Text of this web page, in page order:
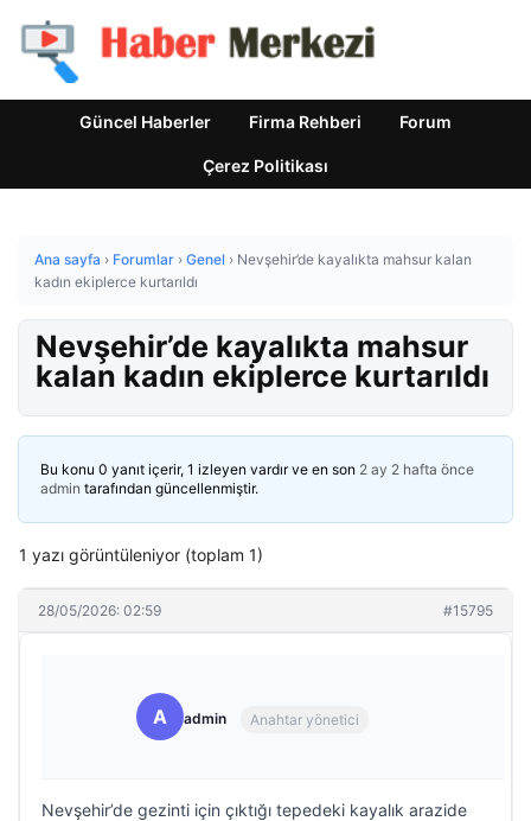
Güncel Haberler Firma Rehberi Forum
Çerez Politikası
Ana sayfa › Forumlar › Genel › Nevşehir’de kayalıkta mahsur kalan
kadın ekiplerce kurtarıldı
Nevşehir’de kayalıkta mahsur
kalan kadın ekiplerce kurtarıldı
Bu konu 0 yanıt içerir, 1 izleyen vardır ve en son 2 ay 2 hafta önce
admin tarafından güncellenmiştir.
1 yazı görüntüleniyor (toplam 1)
28/05/2026: 02:59 #15795
A admin Anahtar yönetici
Nevşehir’de gezinti için çıktığı tepedeki kayalık arazide